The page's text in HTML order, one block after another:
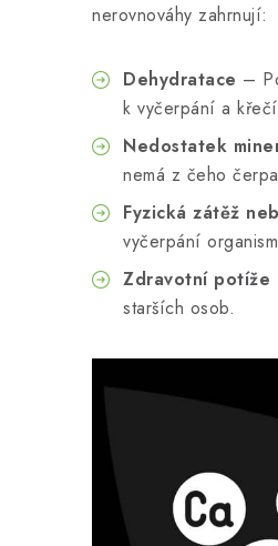
nerovnováhy zahrnují:
Dehydratace –
k vyčerpání a
Nedostatek
nemá z čeho
Fyzická zátěž
vyčerpání
Zdravotní potíže
starších osob.